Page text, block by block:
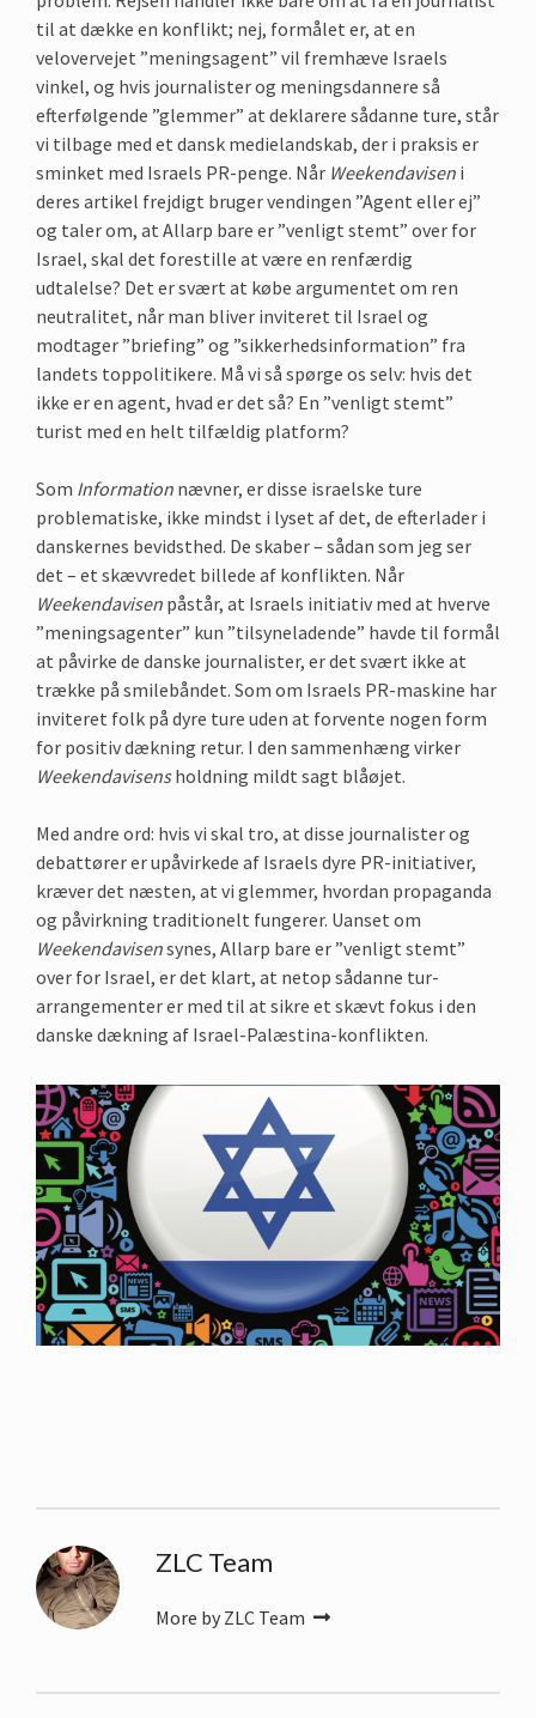
til at dække en konflikt; nej, formålet er, at en
velovervejet ”meningsagent” vil fremhæve Israels
vinkel, og hvis journalister og meningsdannere så
efterfølgende ”glemmer” at deklarere sådanne ture, står
vi tilbage med et dansk medielandskab, der i praksis er
sminket med Israels PR-penge. Når Weekendavisen i
deres artikel frejdigt bruger vendingen ”Agent eller ej”
og taler om, at Allarp bare er ”venligt stemt” over for
Israel, skal det forestille at være en renfærdig
udtalelse? Det er svært at købe argumentet om ren
neutralitet, når man bliver inviteret til Israel og
modtager ”briefing” og ”sikkerhedsinformation” fra
landets toppolitikere. Må vi så spørge os selv: hvis det
ikke er en agent, hvad er det så? En ”venligt stemt”
turist med en helt tilfældig platform?
Som Information nævner, er disse israelske ture
problematiske, ikke mindst i lyset af det, de efterlader i
danskernes bevidsthed. De skaber – sådan som jeg ser
det – et skævvredet billede af konflikten. Når
Weekendavisen påstår, at Israels initiativ med at hverve
”meningsagenter” kun ”tilsyneladende” havde til formål
at påvirke de danske journalister, er det svært ikke at
trække på smilebåndet. Som om Israels PR-maskine har
inviteret folk på dyre ture uden at forvente nogen form
for positiv dækning retur. I den sammenhæng virker
Weekendavisensholdning mildt sagt blåøjet.
Med andre ord: hvis vi skal tro, at disse journalister og
debattører er upåvirkede af Israels dyre PR-initiativer,
kræver det næsten, at vi glemmer, hvordan propaganda
og påvirkning traditionelt fungerer. Uanset om
Weekendavisensynes, Allarp bare er ”venligt stemt”
over for Israel, er det klart, at netop sådanne tur-
arrangementer er med til at sikre et skævt fokus i den
danske dækning af Israel-Palæstina-konflikten.
ZLC Team
More by ZLC Team